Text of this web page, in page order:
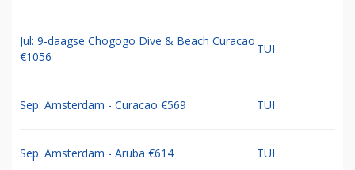
Jul: 9-daagse Chogogo Dive & Beach Curacao
€1056
TUI
Sep: Amsterdam - Curacao €569 TUI
Sep: Amsterdam - Aruba €614 TUI